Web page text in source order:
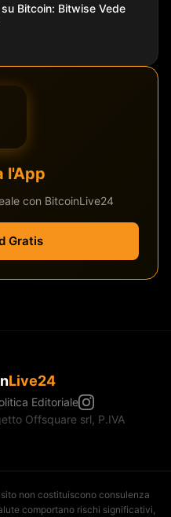
Bitcoin: Bitwise Vede
l'App
con BitcoinLive24
Gratis
Live24
Editoriale
Offsquare srl, P.IVA
non costituiscono consulenza
comportano rischi significativi,